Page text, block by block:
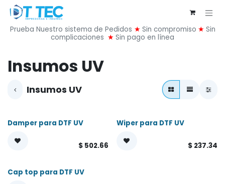
Ir al contenido
Prueba Nuestro sistema de Pedidos ★ Sin compromiso ★ Sin
complicaciones ★ Sin pago en línea
Insumos UV
Insumos UV
Damper para DTF UV
$ 502.66
Wiper para DTF UV
$ 237.34
Cap top para DTF UV